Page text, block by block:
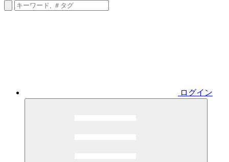
ログイン